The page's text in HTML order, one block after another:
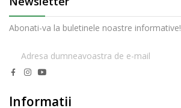
Abonati-va la buletinele noastre informative!
Informatii